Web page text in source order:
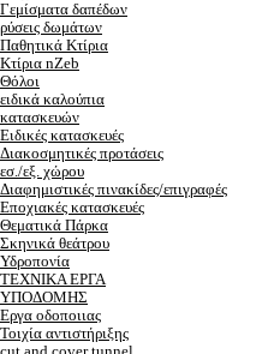
Γεμίσματα δαπέδων
ρύσεις δωμάτων
Παθητικά Κτίρια
Κτίρια nZeb
Θόλοι
ειδικά καλούπια
κατασκευών
Ειδικές κατασκευές
Διακοσμητικές προτάσεις
εσ./εξ. χώρου
Διαφημιστικές πινακίδες/επιγραφές
Εποχιακές κατασκευές
Θεματικά Πάρκα
Σκηνικά θεάτρου
Υδροπονία
ΤΕΧΝΙΚΑ ΕΡΓΑ
ΥΠΟΔΟΜΗΣ
Εργα οδοποιιας
Τοιχία αντιστήριξης